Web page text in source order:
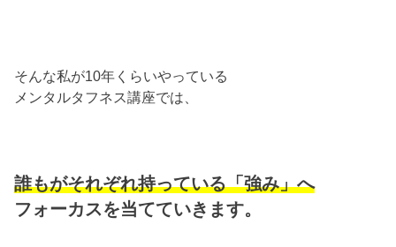
そんな私が10年くらいやっている
メンタルタフネス講座では、
誰もがそれぞれ持っている「強み」へ
フォーカスを当てていきます。